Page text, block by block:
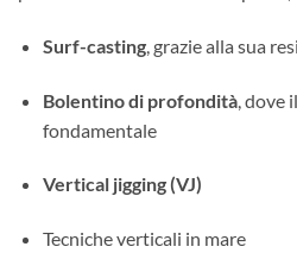
Surf-casting, grazie alla sua
Bolentino di profondità, dove
fondamentale
Vertical jigging (VJ)
Tecniche verticali in mare